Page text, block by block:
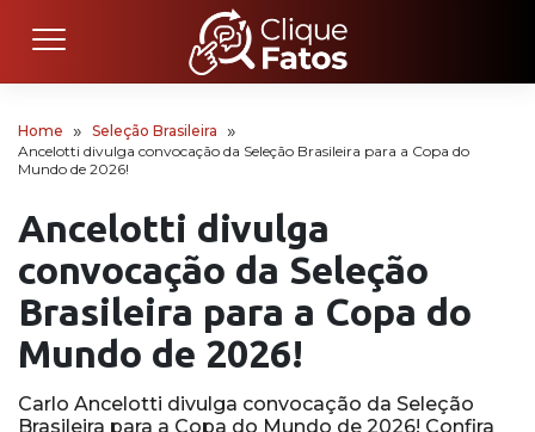
Home
Seleção Brasileira
Ancelotti divulga convocação da Seleção Brasileira para a Copa do
Mundo de 2026!
Ancelotti divulga
convocação da Seleção
Brasileira para a Copa do
Mundo de 2026!
Carlo Ancelotti divulga convocação da Seleção
Brasileira para a Copa do Mundo de 2026! Confira